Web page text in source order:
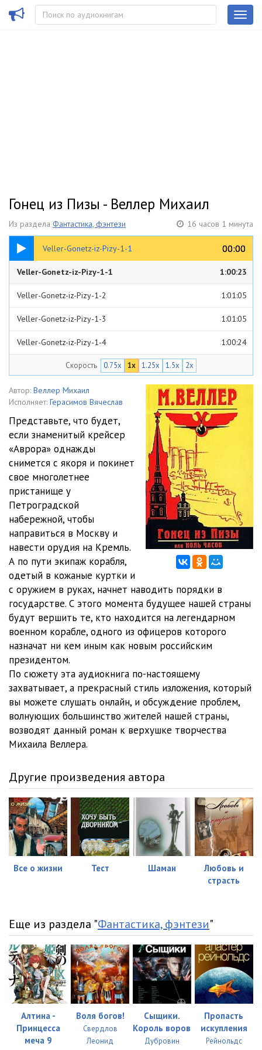
Гонец из Пизы - Веллер Михаил
Из раздела Фантастика, фэнтези 16 часов 1 минута
Veller-Gonetz-iz-Pizy-1-1 00:00
00:00
1:00:23
Veller-Gonetz-iz-Pizy-1-1 1:00:23
Veller-Gonetz-iz-Pizy-1-2 1:01:05
Veller-Gonetz-iz-Pizy-1-3 1:01:05
Veller-Gonetz-iz-Pizy-1-4 1:00:24
Veller-Gonetz-iz-Pizy-2-1
Veller-Gonetz-iz-Pizy-2-2 1:01:17
1:01:18
Veller-Gonetz-iz-Pizy-2-4
Veller-Gonetz-iz-Pizy-3-1
Veller-Gonetz-iz-Pizy-3-2 1:00:50
Veller-Gonetz-iz-Pizy-3-3 1:00:56
Veller-Gonetz-iz-Pizy-3-4 1:00:19
Veller-Gonetz-iz-Pizy-4-1
Veller-Gonetz-iz-Pizy-4-2
Veller-Gonetz-iz-Pizy-4-3 57:54
Veller-Gonetz-iz-Pizy-4-4 57:52
Скорость 0.75x 1x 1.25x 1.5x 2x
Автор: Веллер Михаил
Исполняет: Герасимов Вячеслав
Представьте, что будет,
если знаменитый крейсер
«Аврора» однажды
снимется с якоря и покинет
свое многолетнее
пристанище у
Петроградской
набережной, чтобы
направиться в Москву и
навести орудия на Кремль.
А по пути экипаж корабля,
одетый в кожаные куртки и
с оружием в руках, начнет наводить порядки в
государстве. С этого момента будущее нашей страны
будут вершить те, кто находится на легендарном
военном корабле, одного из офицеров которого
назначат ни кем иным как новым российским
президентом.
По сюжету эта аудиокнига по-настоящему
захватывает, а прекрасный стиль изложения, который
вы можете слушать онлайн, и обсуждение проблем,
волнующих большинство жителей нашей страны,
возводят данный роман к верхушке творчества
Михаила Веллера.
Другие произведения автора
Все о жизни Тест Шаман
Любовь и
страсть
Еще из раздела "Фантастика, фэнтези"
Алтина -
Принцесса
меча 9
Воля богов!
Свердлов
Леонид
Сыщики.
Король воров
Дубровин
Пропасть
искупления
Рейнольдс